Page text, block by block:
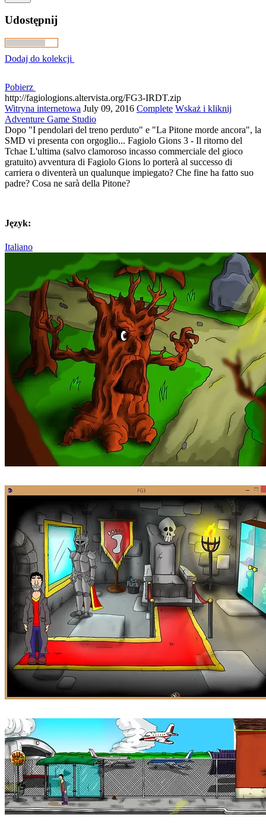
Udostępnij
Dodaj do kolekcji
Pobierz
http://fagiologions.altervista.org/FG3-IRDT.zip
Witryna internetowa July 09, 2016 Complete Wskaż i kliknij
Adventure Game Studio
Dopo "I pendolari del treno perduto" e "La Pitone morde ancora", la
SMD vi presenta con orgoglio... Fagiolo Gions 3 - Il ritorno del
Tchae L'ultima (salvo clamoroso incasso commerciale del gioco
gratuito) avventura di Fagiolo Gions lo porterà al successo di
carriera o diventerà un qualunque impiegato? Che fine ha fatto suo
padre? Cosa ne sarà della Pitone?
Język:
Italiano